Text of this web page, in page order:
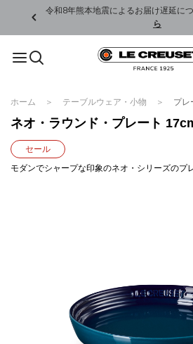
令和8年熊本地震によるお届け遅延に
ら
ホーム テーブルウェア・小物 プレ
ネオ・ラウンド・プレート
セール
モダンでシャープな印象のネオ・シリーズのプ